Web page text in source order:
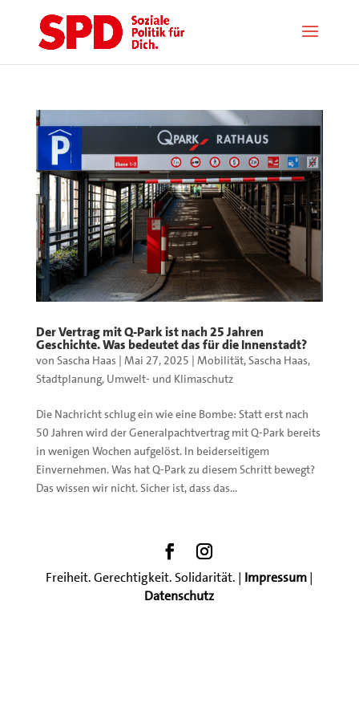
Der Vertrag mit Q-Park ist nach 25 Jahren
Geschichte. Was bedeutet das für die Innenstadt?
von Sascha Haas| Mai 27, 2025 | Mobilität,Sascha Haas,
Stadtplanung, Umwelt- und Klimaschutz
Die Nachricht schlug ein wie eine Bombe: Statt erst nach
50 Jahren wird der Generalpachtvertrag mit Q-Park bereits
in wenigen Wochen aufgelöst. In beiderseitigem
Einvernehmen. Was hat Q-Park zu diesem Schritt bewegt?
Das wissen wir nicht. Sicher ist, dass das...
Freiheit. Gerechtigkeit. Solidarität. | Impressum|
Datenschutz